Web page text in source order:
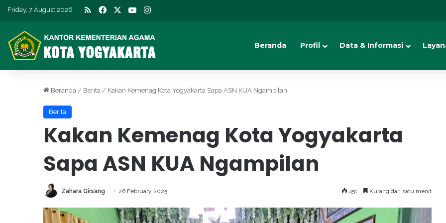
Friday, 7 August 2026 RSS Facebook YouTube
Beranda Profil Data & Informasi
Beranda / Berita / Kakan Kemenag Kota Yogyakarta Sapa ASN KUA Ngampilan
Berita
Kakan Kemenag Kota Yogyakarta
Sapa ASN KUA Ngampilan
Zahara Girsang 26 February 2025 451 Kurang dari satu menit